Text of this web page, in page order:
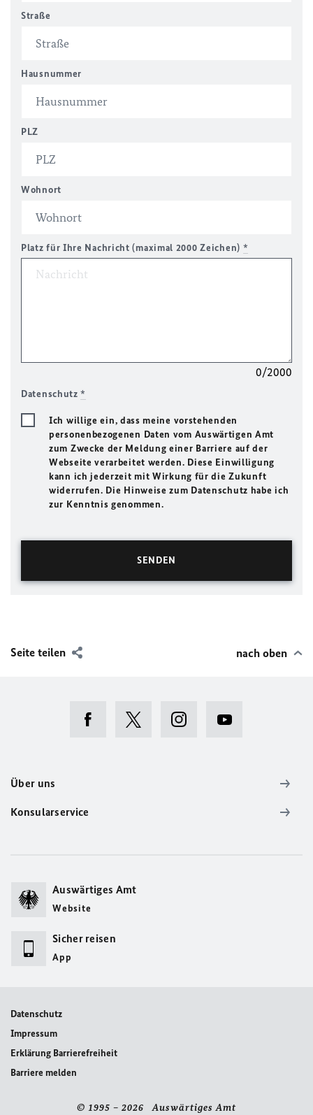
Straße
Hausnummer
PLZ
Wohnort
Platz für Ihre Nachricht (maximal 2000 Zeichen) *
0/2000
Datenschutz*
Ich willige ein, dass meine vorstehenden
personenbezogenen Daten vom Auswärtigen Amt
zum Zwecke der Meldung einer Barriere auf der
Webseite verarbeitet werden. Diese Einwilligung
kann ich jederzeit mit Wirkung für die Zukunft
widerrufen. Die Hinweise zum Datenschutz habe ich
zur Kenntnis genommen.
Seite teilen nach oben
Über uns
Konsularservice
Auswärtiges Amt
Website
Sicher reisen
App
Datenschutz
Impressum
Erklärung Barrierefreiheit
Barriere melden
© 1995 – 2026 Auswärtiges Amt